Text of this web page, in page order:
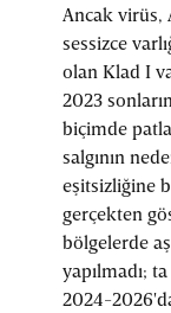
Ancak virüs,
sessizce
olan Klad I
2023
biçimde
salgının
eşitsizliğine
gerçekten
bölgelerde
yapılmadı;
2024-